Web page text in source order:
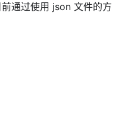
通过使用 json 文件的方